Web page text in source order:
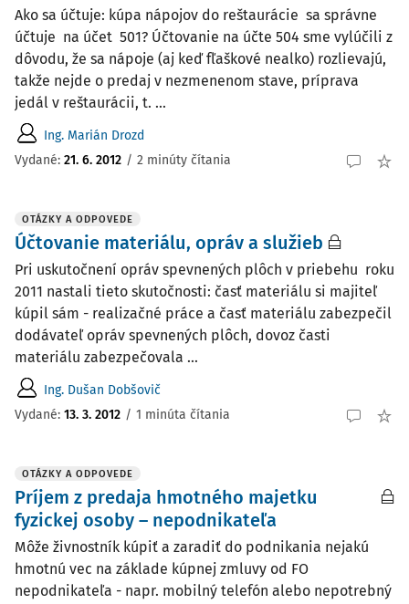
Ako sa účtuje: kúpa nápojov do reštaurácie sa správne
účtuje na účet 501? Účtovanie na účte 504 sme vylúčili z
dôvodu, že sa nápoje (aj keď fľaškové nealko) rozlievajú,
takže nejde o predaj v nezmenenom stave, príprava
jedál v reštaurácii, t. ...
Ing. Marián Drozd
Vydané: 21. 6. 2012 / 2 minúty čítania
OTÁZKY A ODPOVEDE
Účtovanie materiálu, opráv a služieb
Pri uskutočnení opráv spevnených plôch v priebehu roku
2011 nastali tieto skutočnosti: časť materiálu si majiteľ
kúpil sám - realizačné práce a časť materiálu zabezpečil
dodávateľ opráv spevnených plôch, dovoz časti
materiálu zabezpečovala ...
Ing. Dušan Dobšovič
Vydané: 13. 3. 2012 / 1 minúta čítania
OTÁZKY A ODPOVEDE
Príjem z predaja hmotného majetku
fyzickej osoby – nepodnikateľa
Môže živnostník kúpiť a zaradiť do podnikania nejakú
hmotnú vec na základe kúpnej zmluvy od FO
nepodnikateľa - napr. mobilný telefón alebo nepotrebný